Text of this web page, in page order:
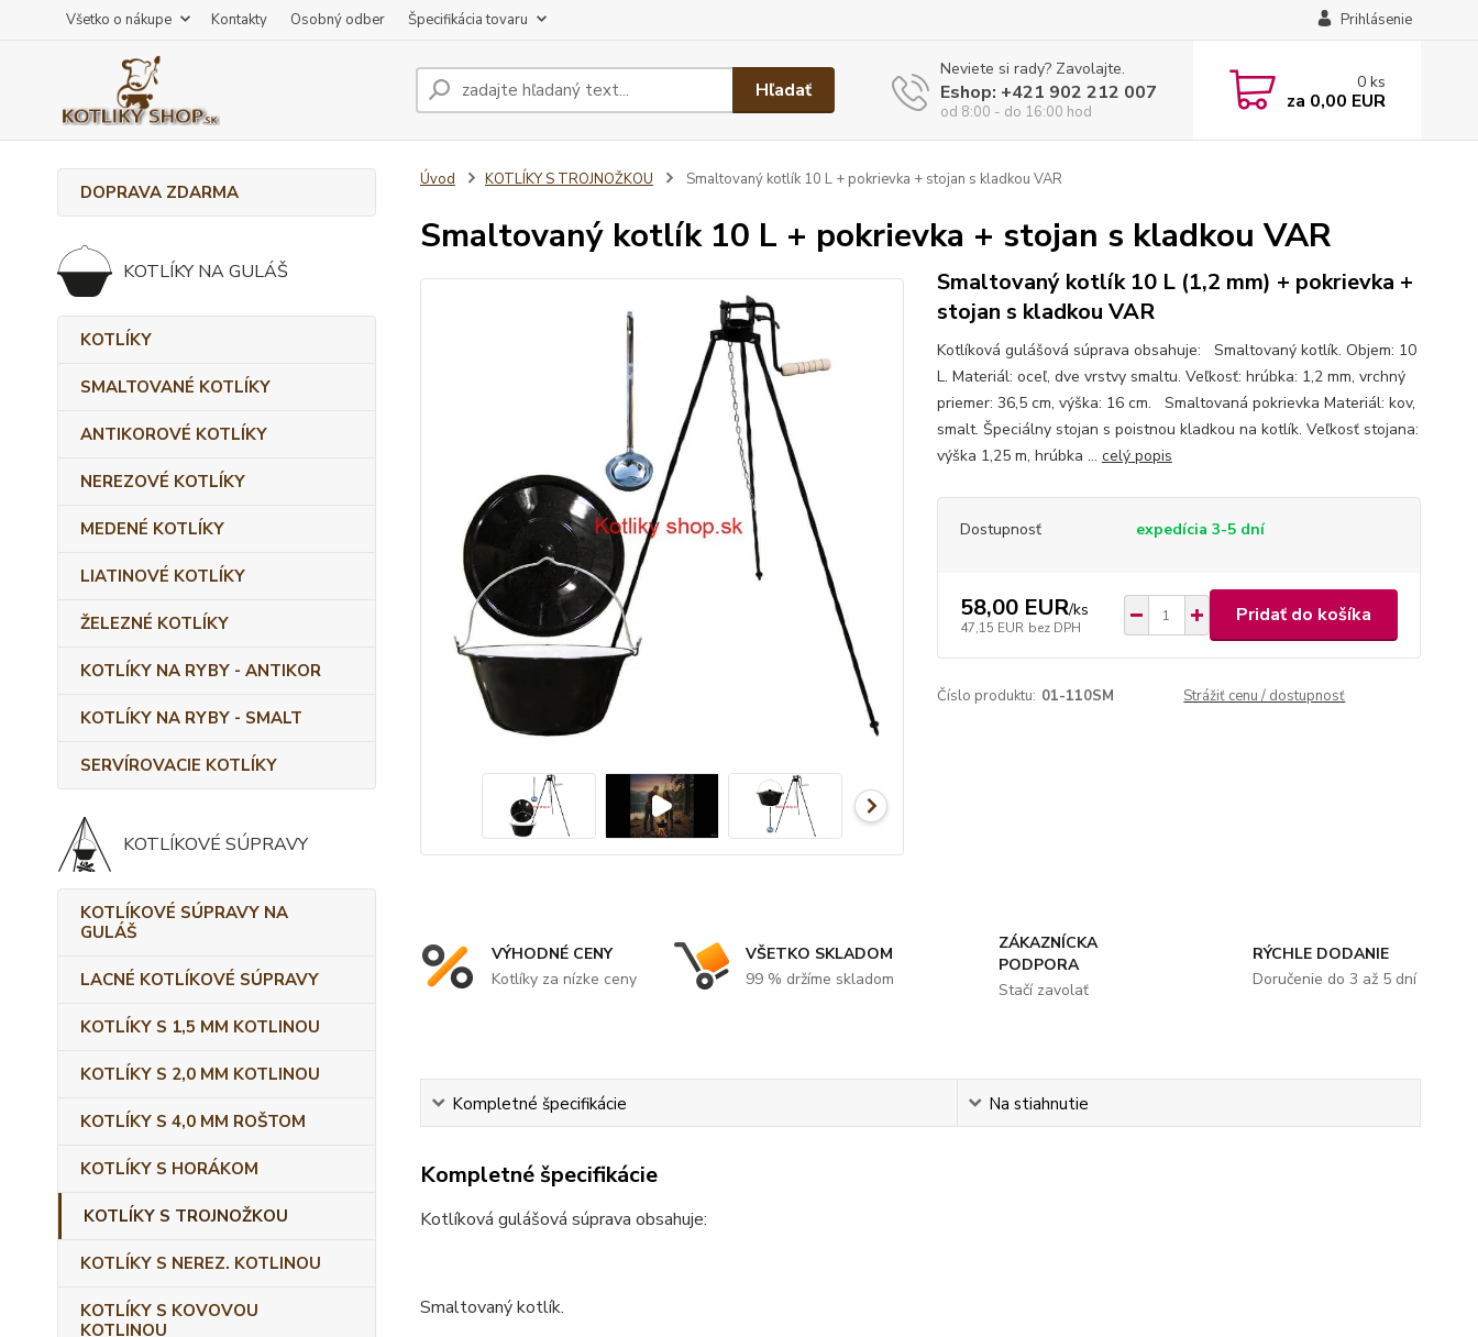
Všetko o nákupe Kontakty Osobný odber Špecifikácia tovaru Prihlásenie
Hľadať
Neviete si rady? Zavolajte.
Eshop: +421 902 212 007
od 8:00 - do 16:00 hod
0 ks
za 0,00 EUR
DOPRAVA ZDARMA
KOTLÍKY NA GULÁŠ
KOTLÍKY
SMALTOVANÉ KOTLÍKY
ANTIKOROVÉ KOTLÍKY
NEREZOVÉ KOTLÍKY
MEDENÉ KOTLÍKY
LIATINOVÉ KOTLÍKY
ŽELEZNÉ KOTLÍKY
KOTLÍKY NA RYBY - ANTIKOR
KOTLÍKY NA RYBY - SMALT
SERVÍROVACIE KOTLÍKY
KOTLÍKOVÉ SÚPRAVY
KOTLÍKOVÉ SÚPRAVY NA
GULÁŠ
LACNÉ KOTLÍKOVÉ SÚPRAVY
KOTLÍKY S 1,5 MM KOTLINOU
KOTLÍKY S 2,0 MM KOTLINOU
KOTLÍKY S 4,0 MM ROŠTOM
KOTLÍKY S HORÁKOM
KOTLÍKY S TROJNOŽKOU
KOTLÍKY S NEREZ. KOTLINOU
KOTLÍKY S KOVOVOU
KOTLINOU
Úvod KOTLÍKY S TROJNOŽKOU Smaltovaný kotlík 10 L + pokrievka + stojan s kladkou VAR
Smaltovaný kotlík 10 L + pokrievka + stojan s kladkou VAR
Smaltovaný kotlík 10 L (1,2 mm) + pokrievka +
stojan s kladkou VAR
Kotlíková gulášová súprava obsahuje: Smaltovaný kotlík. Objem: 10
L. Materiál: oceľ, dve vrstvy smaltu. Veľkosť: hrúbka: 1,2 mm, vrchný
priemer: 36,5 cm, výška: 16 cm. Smaltovaná pokrievka Materiál: kov,
smalt. Špeciálny stojan s poistnou kladkou na kotlík. Veľkosť stojana:
výška 1,25 m, hrúbka ... celý popis
Dostupnosť expedícia 3-5 dní
58,00 EUR/ks
47,15 EUR bez DPH
Pridať do košíka
Číslo produktu: 01-110SM Strážiť cenu / dostupnosť
VÝHODNÉ CENY
Kotlíky za nízke ceny
VŠETKO SKLADOM
99 % držíme skladom
ZÁKAZNÍCKA
PODPORA
Stačí zavolať
RÝCHLE DODANIE
Doručenie do 3 až 5 dní
Kompletné špecifikácie Na stiahnutie
Kompletné špecifikácie
Kotlíková gulášová súprava obsahuje:
Smaltovaný kotlík.